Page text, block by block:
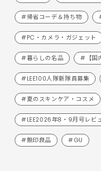
#帰省コーデ＆持ち物
#PC・カメラ・ガジェット
#暮らしの名品 #【国
#LEE100人隊新隊員募集
#夏のスキンケア・コスメ
#LEE2026年8・9月号レビ
#無印良品 #GU